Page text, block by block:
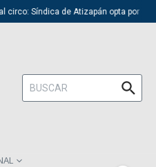
circo: Síndica de Atizapán opta por el
Buscar: